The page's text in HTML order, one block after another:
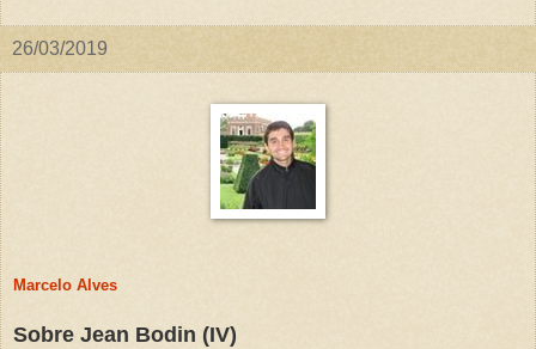
26/03/2019
Marcelo Alves
Sobre Jean Bodin (IV)